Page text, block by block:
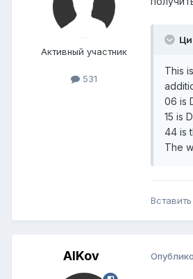
Активный участник
531
This
06 is
15 is
44 is
The
AlKov